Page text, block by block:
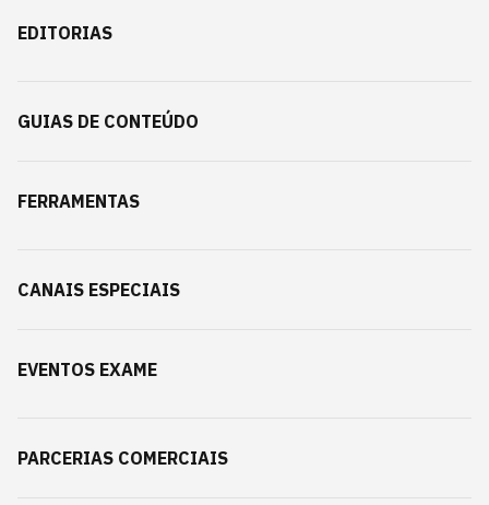
EDITORIAS
GUIAS DE CONTEÚDO
FERRAMENTAS
CANAIS ESPECIAIS
EVENTOS EXAME
PARCERIAS COMERCIAIS